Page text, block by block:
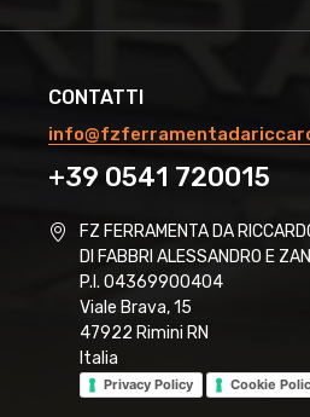
CONTATTI
+39 0541 720015
FZ FERRAMENTA DA
DI FABBRI ALESSANDRO E
P.I. 04369900404
Viale Brava, 15
47922 Rimini RN
Italia
Privacy Policy Cookie